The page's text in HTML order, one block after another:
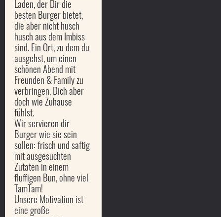
Laden, der Dir die
besten Burger bietet,
die aber nicht husch
husch aus dem Imbiss
sind. Ein Ort, zu dem du
ausgehst, um einen
schönen Abend mit
Freunden & Family zu
verbringen, Dich aber
doch wie Zuhause
fühlst.
Wir servieren dir
Burger wie sie sein
sollen: frisch und saftig
mit ausgesuchten
Zutaten in einem
fluffigen Bun, ohne viel
TamTam!
Unsere Motivation ist
eine große